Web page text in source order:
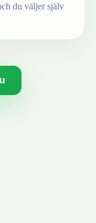
du väljer själv